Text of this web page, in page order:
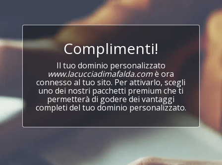
Complimenti!
Il tuo dominio personalizzato
www.lacucciadimafalda.comè ora
connesso al tuo sito. Per attivarlo, scegli
uno dei nostri pacchetti premium che ti
permetterà di godere dei vantaggi
completi del tuo dominio personalizzato.